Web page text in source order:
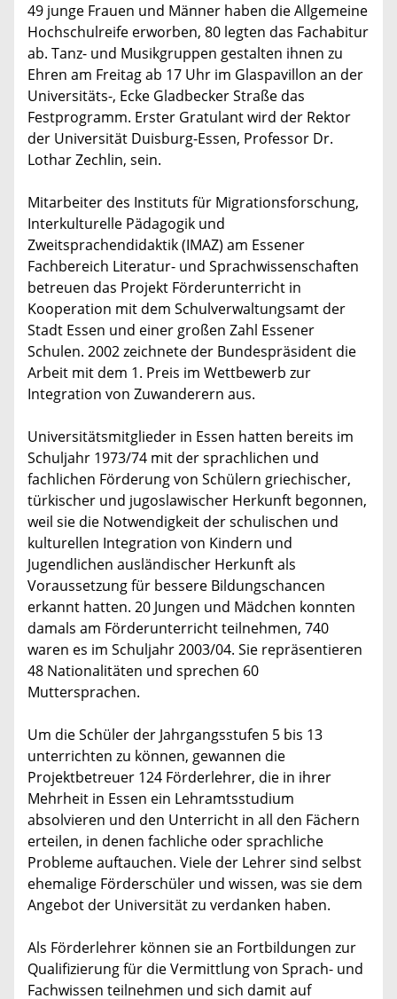
49 junge Frauen und Männer haben die Allgemeine
Hochschulreife erworben, 80 legten das Fachabitur
ab. Tanz- und Musikgruppen gestalten ihnen zu
Ehren am Freitag ab 17 Uhr im Glaspavillon an der
Universitäts-, Ecke Gladbecker Straße das
Festprogramm. Erster Gratulant wird der Rektor
der Universität Duisburg-Essen, Professor Dr.
Lothar Zechlin, sein.
Mitarbeiter des Instituts für Migrationsforschung,
Interkulturelle Pädagogik und
Zweitsprachendidaktik (IMAZ) am Essener
Fachbereich Literatur- und Sprachwissenschaften
betreuen das Projekt Förderunterricht in
Kooperation mit dem Schulverwaltungsamt der
Stadt Essen und einer großen Zahl Essener
Schulen. 2002 zeichnete der Bundespräsident die
Arbeit mit dem 1. Preis im Wettbewerb zur
Integration von Zuwanderern aus.
Universitätsmitglieder in Essen hatten bereits im
Schuljahr 1973/74 mit der sprachlichen und
fachlichen Förderung von Schülern griechischer,
türkischer und jugoslawischer Herkunft begonnen,
weil sie die Notwendigkeit der schulischen und
kulturellen Integration von Kindern und
Jugendlichen ausländischer Herkunft als
Voraussetzung für bessere Bildungschancen
erkannt hatten. 20 Jungen und Mädchen konnten
damals am Förderunterricht teilnehmen, 740
waren es im Schuljahr 2003/04. Sie repräsentieren
48 Nationalitäten und sprechen 60
Muttersprachen.
Um die Schüler der Jahrgangsstufen 5 bis 13
unterrichten zu können, gewannen die
Projektbetreuer 124 Förderlehrer, die in ihrer
Mehrheit in Essen ein Lehramtsstudium
absolvieren und den Unterricht in all den Fächern
erteilen, in denen fachliche oder sprachliche
Probleme auftauchen. Viele der Lehrer sind selbst
ehemalige Förderschüler und wissen, was sie dem
Angebot der Universität zu verdanken haben.
Als Förderlehrer können sie an Fortbildungen zur
Qualifizierung für die Vermittlung von Sprach- und
Fachwissen teilnehmen und sich damit auf